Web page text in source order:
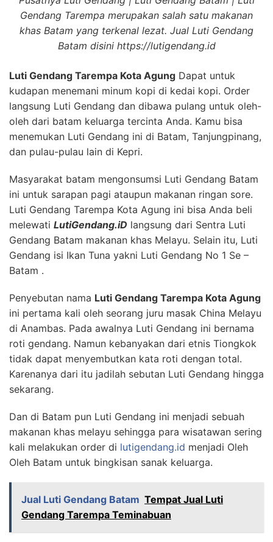
Gendang Tarempa merupakan salah satu makanan
khas Batam yang terkenal lezat. Jual Luti Gendang
Batam disini https://lutigendang.id
Luti Gendang Tarempa Kota Agung Dapat untuk
kudapan menemani minum kopi di kedai kopi. Order
langsung Luti Gendang dan dibawa pulang untuk oleh-
oleh dari batam keluarga tercinta Anda. Kamu bisa
menemukan Luti Gendang ini di Batam, Tanjungpinang,
dan pulau-pulau lain di Kepri.
Masyarakat batam mengonsumsi Luti Gendang Batam
ini untuk sarapan pagi ataupun makanan ringan sore.
Luti Gendang Tarempa Kota Agung ini bisa Anda beli
melewati LutiGendang.iD langsung dari Sentra Luti
Gendang Batam makanan khas Melayu. Selain itu, Luti
Gendang isi Ikan Tuna yakni Luti Gendang No 1 Se –
Batam .
Penyebutan nama Luti Gendang Tarempa Kota Agung
ini pertama kali oleh seorang juru masak China Melayu
di Anambas. Pada awalnya Luti Gendang ini bernama
roti gendang. Namun kebanyakan dari etnis Tiongkok
tidak dapat menyembutkan kata roti dengan total.
Karenanya dari itu jadilah sebutan Luti Gendang hingga
sekarang.
Dan di Batam pun Luti Gendang ini menjadi sebuah
makanan khas melayu sehingga para wisatawan sering
kali melakukan order di lutigendang.id menjadi Oleh
Oleh Batam untuk bingkisan sanak keluarga.
Jual Luti Gendang Batam Tempat Jual Luti
Gendang Tarempa Teminabuan